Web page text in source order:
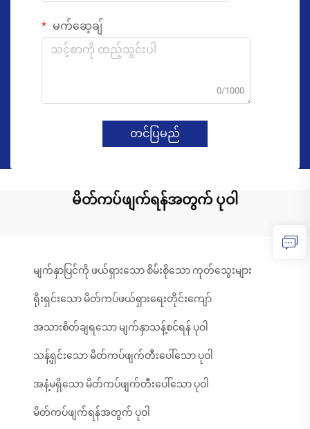
မက်ဆေ့ချ်
0/1000
တင်ပြမည်
မိတ်ကပ်ဖျက်ရန်အတွက် ပုဝါ
မျက်နှာပြင်ကို ဖယ်ရှားသော စိမ်းစိုသော ကုတ်သွေးများ
ရိုးရှင်းသော မိတ်ကပ်ဖယ်ရှားရေးတိုင်းကျော်
အသားစိတ်ချရသော မျက်နှာသန့်စင်ရန် ပုဝါ
သန့်ရှင်းသော မိတ်ကပ်ဖျက်တီးပေါ်သော ပုဝါ
အနံ့မရှိသော မိတ်ကပ်ဖျက်တီးပေါ်သော ပုဝါ
မိတ်ကပ်ဖျက်ရန်အတွက် ပုဝါ